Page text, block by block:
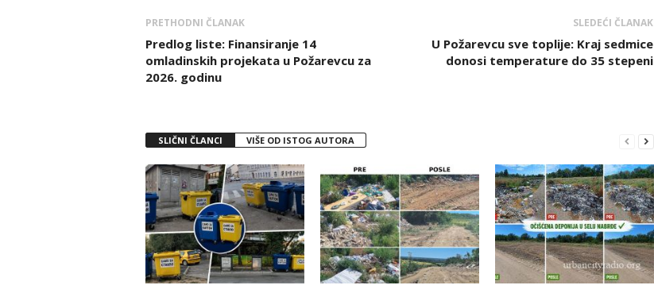
PRETHODNI ČLANAK
Predlog liste: Finansiranje 14
omladinskih projekata u Požarevcu za
2026. godinu
SLEDEĆI ČLANAK
U Požarevcu sve toplije: Kraj sedmice
donosi temperature do 35 stepeni
SLIČNI ČLANCI VIŠE OD ISTOG AUTORA